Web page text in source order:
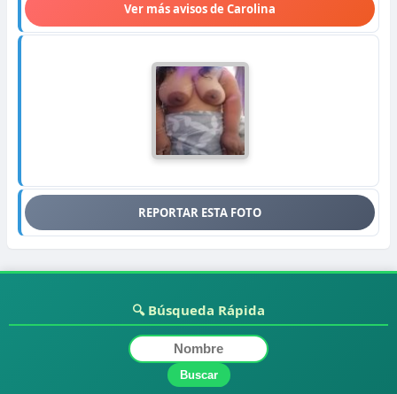
Ver más avisos de Carolina
REPORTAR ESTA FOTO
🔍 Búsqueda Rápida
Buscar